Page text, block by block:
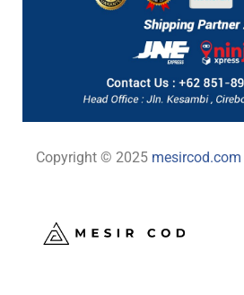
Copyright © 2025 mesircod.com